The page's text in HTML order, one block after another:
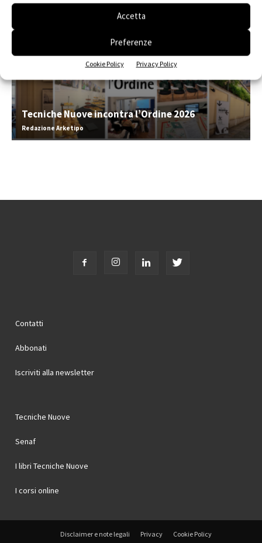
Accetta
Preferenze
Cookie Policy Privacy Policy
Tecniche Nuove incontra l’Ordine 2026
Redazione Arketipo
Contatti
Abbonati
Iscriviti alla newsletter
Tecniche Nuove
Senaf
I libri Tecniche Nuove
I corsi online
Disclaimer e note legali Privacy Cookie Policy